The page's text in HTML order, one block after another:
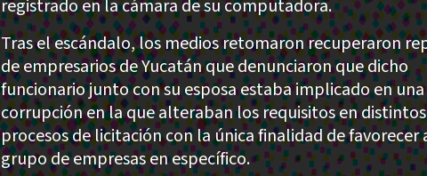
registrado en la cámara de su computadora.
Tras el escándalo, los medios retomaron recuperaron
de empresarios de Yucatán que denunciaron que dicho
funcionario junto con su esposa estaba implicado en
corrupción en la que alteraban los requisitos en distintos
procesos de licitación con la única finalidad de favorecer
grupo de empresas en específico.